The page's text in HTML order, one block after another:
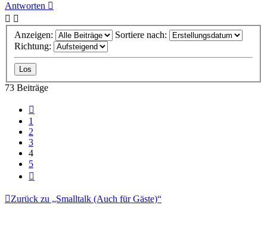
Antworten
Anzeigen:
Sortiere nach:
Richtung:
73 Beiträge
1
2
3
4
5
Zurück zu „Smalltalk (Auch für Gäste)“